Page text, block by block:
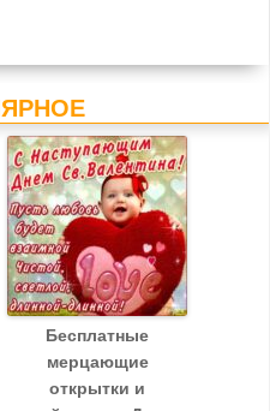
Бесплатные
мерцающие
открытки и